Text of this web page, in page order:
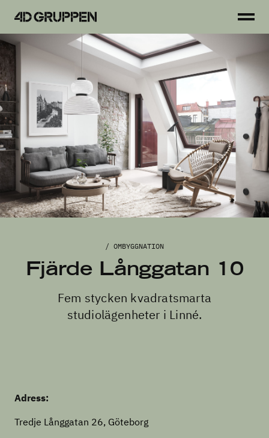
4D
Gruppen
Tjänster
Projekt
Fastigheter
Hyresgäster
Så arbetar vi
Kontakt
/ OMBYGGNATION
Fjärde Långgatan 10
Fem stycken kvadratsmarta
studiolägenheter i Linné.
Adress:
Tredje Långgatan 26, Göteborg